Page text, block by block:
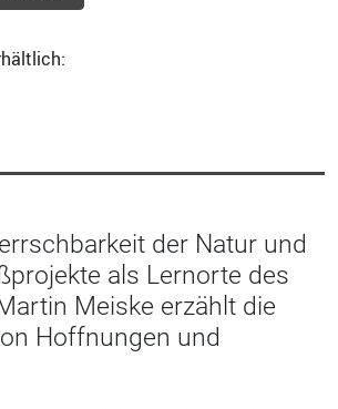
der Natur und
als Lernorte des
Meiske erzählt die
Hoffnungen und